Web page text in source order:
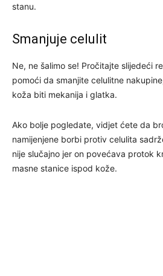
stanu.
Smanjuje celulit
Ne, ne šalimo se! Pročitajte slijedeći
pomoći da smanjite celulitne
koža biti mekanija i glatka.
Ako bolje pogledate, vidjet ćete da
namijenjene borbi protiv celulita
nije slučajno jer on povećava protok
masne stanice ispod kože.